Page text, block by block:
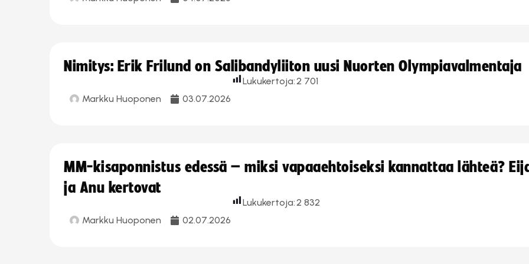
Nimitys: Erik Frilund on Salibandyliiton uusi Nuorten Olympiavalmentaja
Markku Huoponen 03.07.2026
Lukukertoja:2 701
MM-kisaponnistus edessä – miksi vapaaehtoiseksi kannattaa lähteä?
ja Anu kertovat
Markku Huoponen 02.07.2026
Lukukertoja:2 832